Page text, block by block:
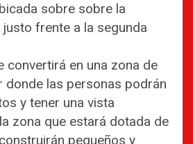
sobre sobre la
frente a la segunda
convertirá en una zona de
donde las personas podrán
y tener una vista
zona que estará dotada de
pequeños y